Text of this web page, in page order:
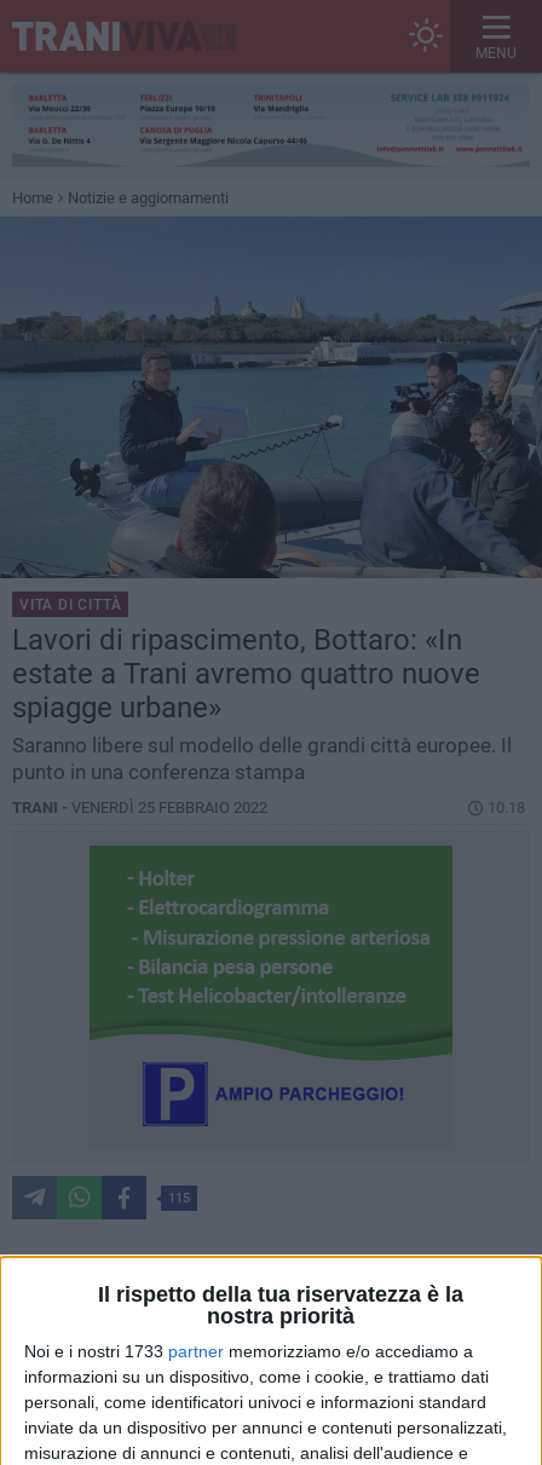
Il rispetto della tua riservatezza è la
nostra priorità
Noi e i nostri 1733 partner memorizziamo e/o accediamo a
informazioni su un dispositivo, come i cookie, e trattiamo dati
personali, come identificatori univoci e informazioni standard
inviate da un dispositivo per annunci e contenuti personalizzati,
misurazione di annunci e contenuti, analisi dell'audience e
MENU
Home Notizie e aggiornamenti
VITA DI CITTÀ
Lavori di ripascimento, Bottaro: «In
estate a Trani avremo quattro nuove
spiagge urbane»
Saranno libere sul modello delle grandi città europee. Il
punto in una conferenza stampa
TRANI - VENERDÌ 25 FEBBRAIO 2022 10.18
115
Un incontro con la stampa con annesso giro in barca lungo il
litorale tranese quello avvenuto questa mattina e fortemente
voluto dal sindaco Amedeo Bottaro e il vicesindaco Fabrizio
Ferrante per fare il punto dei lavori di ripascimento della
costa che negli ultimi giorni sono stati oggetto di un acceso
dibattito tra cittadini e forze politiche.